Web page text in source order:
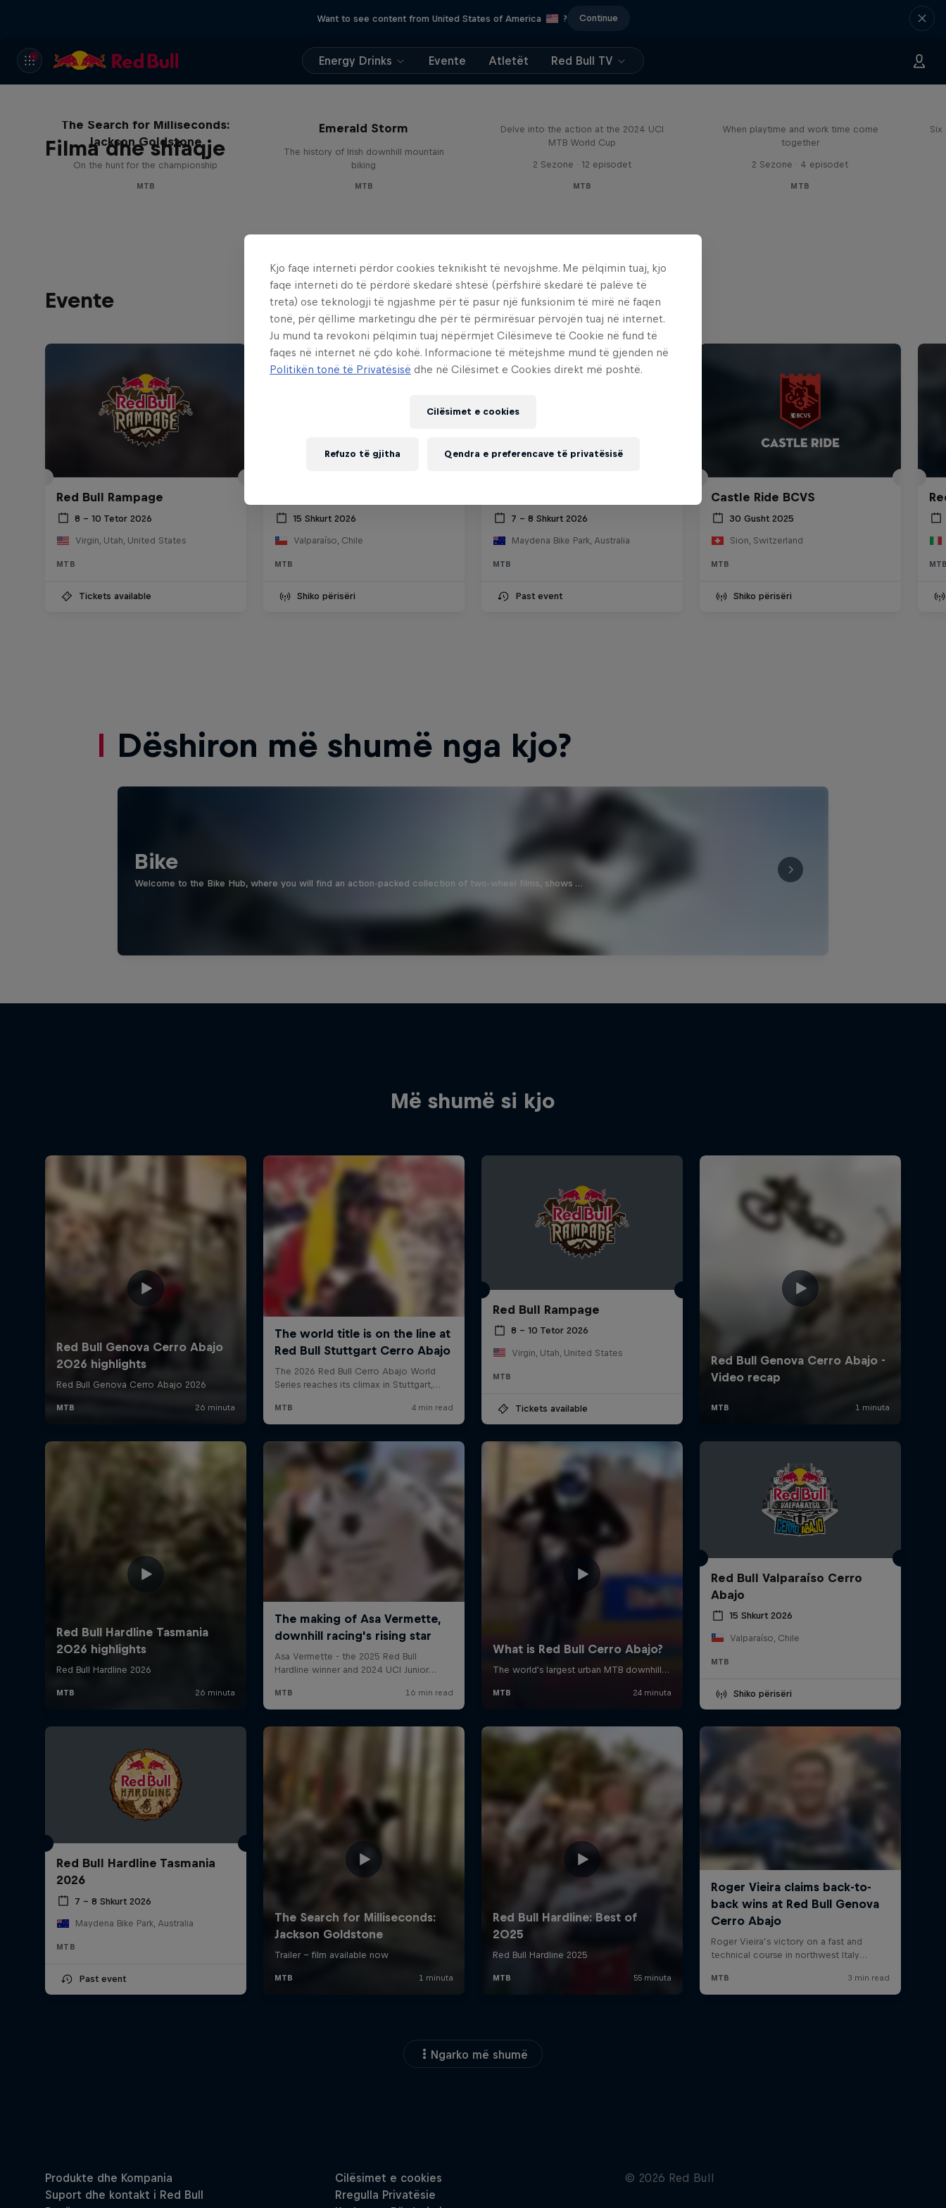
Want to see content from United States of America ? Continue
Energy Drinks Evente Atletët Red Bull TV
Filma dhe shfaqje
The Search for Milliseconds:
Jackson Goldstone
On the hunt for the championship
MTB
Emerald Storm
The history of Irish downhill mountain
biking
MTB
Delve into the action at the 2024 UCI
MTB World Cup
2 Sezone · 12 episodet
MTB
When playtime and work time come
together
2 Sezone · 4 episodet
MTB
Six
Evente
Red Bull Rampage
8 – 10 Tetor 2026
Virgin, Utah, United States
MTB
Tickets available
15 Shkurt 2026
Valparaíso, Chile
MTB
Shiko përisëri
7 – 8 Shkurt 2026
Maydena Bike Park, Australia
MTB
Past event
Castle Ride BCVS
30 Gusht 2025
Sion, Switzerland
MTB
Shiko përisëri
Dëshiron më shumë nga kjo?
Bike
Welcome to the Bike Hub, where you will find an action-packed collection of two-wheel films, shows …
Më shumë si kjo
Red Bull Rampage
8 – 10 Tetor 2026
Virgin, Utah, United States
MTB
Tickets available
Red Bull Valparaíso Cerro
Abajo
15 Shkurt 2026
Valparaíso, Chile
MTB
Shiko përisëri
Red Bull Hardline Tasmania
2026
7 – 8 Shkurt 2026
Maydena Bike Park, Australia
MTB
Past event
Ngarko më shumë
Kjo faqe interneti përdor cookies teknikisht të nevojshme. Me pëlqimin tuaj, kjo
faqe interneti do të përdorë skedarë shtesë (përfshirë skedarë të palëve të
treta) ose teknologji të ngjashme për të pasur një funksionim të mirë në faqen
tonë, për qëllime marketingu dhe për të përmirësuar përvojën tuaj në internet.
Ju mund ta revokoni pëlqimin tuaj nëpërmjet Cilësimeve të Cookie në fund të
faqes në internet në çdo kohë. Informacione të mëtejshme mund të gjenden në
Politikën tonë të Privatësisë dhe në Cilësimet e Cookies direkt më poshtë.
Cilësimet e cookies
Refuzo të gjitha Qendra e preferencave të privatësisë